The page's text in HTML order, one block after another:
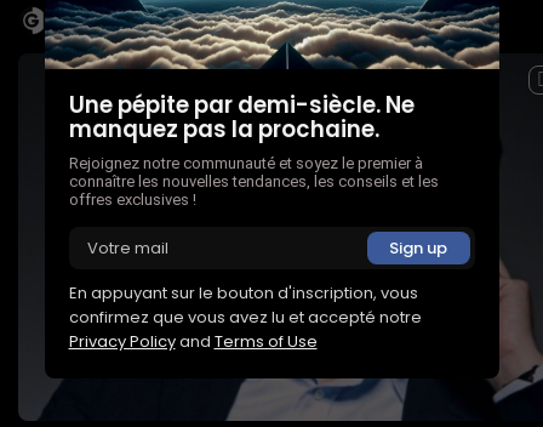
BYIAREDAC 1 JUILLET 2026
Une pépite par demi-siècle. Ne
manquez pas la prochaine.
Rejoignez notre communauté et soyez le premier à
connaître les nouvelles tendances, les conseils et les
offres exclusives !
En appuyant sur le bouton d'inscription, vous
confirmez que vous avez lu et accepté notre
Privacy Policyand Terms of Use